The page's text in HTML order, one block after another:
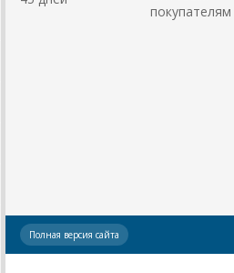
покупателям
Полная версия сайта